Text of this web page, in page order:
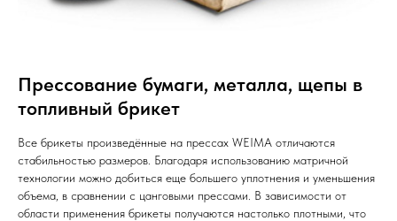
Прессование бумаги, металла, щепы в
топливный брикет
Все брикеты произведённые на прессах WEIMA отличаются
стабильностью размеров. Благодаря использованию матричной
технологии можно добиться еще большего уплотнения и уменьшения
объема, в сравнении с цанговыми прессами. В зависимости от
области применения брикеты получаются настолько плотными, что